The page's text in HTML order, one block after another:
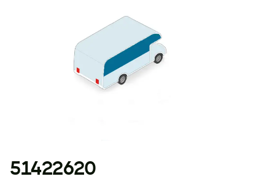
51422620